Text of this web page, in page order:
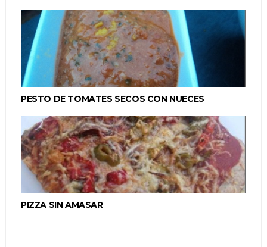
PESTO DE TOMATES SECOS CON NUECES
PIZZA SIN AMASAR